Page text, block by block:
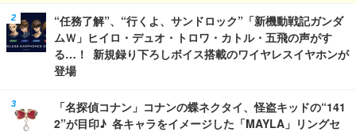
“任務了解”、“行くよ、サンドロック”「新機動戦記ガンダ
ムＷ」ヒイロ・デュオ・トロワ・カトル・五飛の声がす
る…！ 新規録り下ろしボイス搭載のワイヤレスイヤホンが
登場
「名探偵コナン」コナンの蝶ネクタイ、怪盗キッドの“141
2”が目印♪ 各キャラをイメージした「MAYLA」リングセ